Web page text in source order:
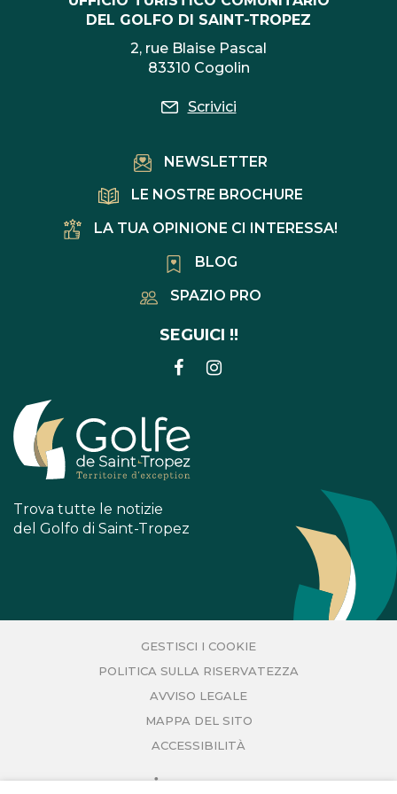
DEL GOLFO DI SAINT-TROPEZ
2, rue Blaise Pascal
83310 Cogolin
Scrivici
NEWSLETTER
LE NOSTRE BROCHURE
LA TUA OPINIONE CI INTERESSA!
BLOG
SPAZIO PRO
SEGUICI !!
COLLEGAMENTO
Trova tutte le notizie
del Golfo di Saint-Tropez
GESTISCI I COOKIE
POLITICA SULLA RISERVATEZZA
AVVISO LEGALE
MAPPA DEL SITO
ACCESSIBILITÀ